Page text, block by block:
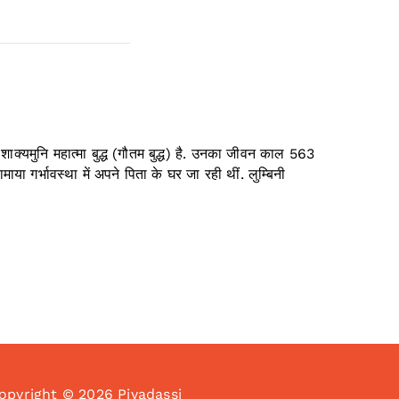
महात्मा बुद्ध (गौतम बुद्ध) है. उनका जीवन काल 563
गर्भावस्था में अपने पिता के घर जा रही थीं. लुम्बिनी
© 2026 Piyadassi